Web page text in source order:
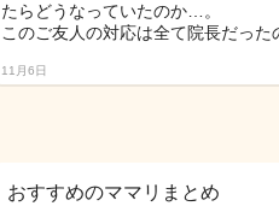
たらどうなっていたのか…。
このご友人の対応は全て院長だっ
11月6日
おすすめのママリまとめ